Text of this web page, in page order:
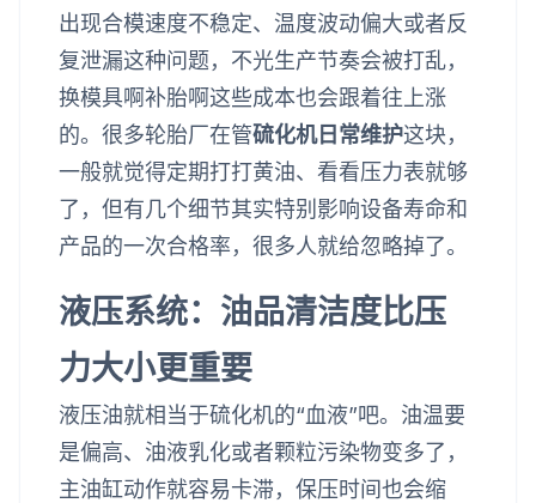
出现合模速度不稳定、温度波动偏大或者反
复泄漏这种问题，不光生产节奏会被打乱，
换模具啊补胎啊这些成本也会跟着往上涨
的。很多轮胎厂在管硫化机日常维护这块，
一般就觉得定期打打黄油、看看压力表就够
了，但有几个细节其实特别影响设备寿命和
产品的一次合格率，很多人就给忽略掉了。
液压系统：油品清洁度比压
力大小更重要
液压油就相当于硫化机的“血液”吧。油温要
是偏高、油液乳化或者颗粒污染物变多了，
主油缸动作就容易卡滞，保压时间也会缩